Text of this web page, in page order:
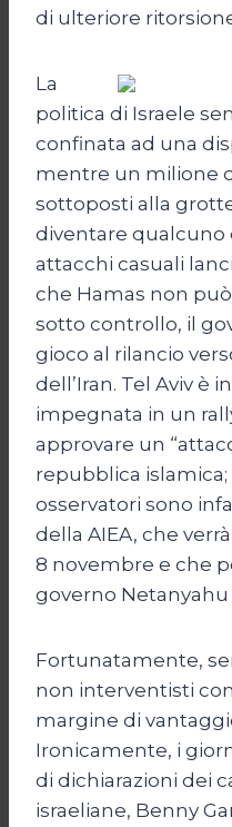
di ulteriore
La
politica di Israele
confinata ad una
mentre un milione
sottoposti alla
diventare qualcuno
attacchi casuali
che Hamas non
sotto controllo, il
gioco al rilancio
dell’Iran. Tel Aviv è
impegnata in un
approvare un
repubblica
osservatori sono
della AIEA, che
8 novembre e che
governo
Fortunatamente,
non interventisti
margine di
Ironicamente, i
di dichiarazioni dei
israeliane, Benny